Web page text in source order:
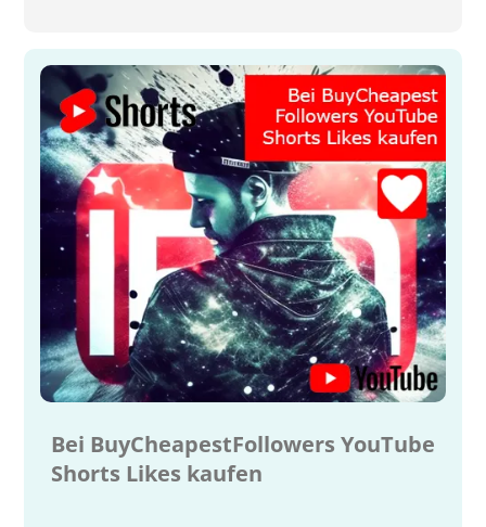
Bei BuyCheapestFollowers YouTube
Shorts Likes kaufen